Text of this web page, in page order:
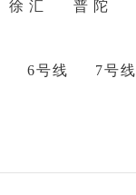
徐 汇 普 陀
6号线 7号线